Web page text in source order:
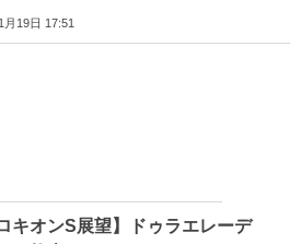
月19日 17:51
ロキオンS展望】ドゥラエレーデ